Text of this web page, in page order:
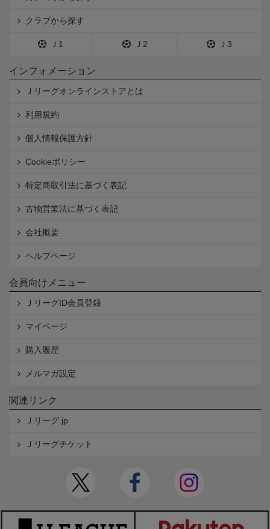
クラブから探す
Ｊ1 Ｊ2 Ｊ3
インフォメーション
Ｊリーグオンラインストアとは
利用規約
個人情報保護方針
Cookieポリシー
特定商取引法に基づく表記
古物営業法に基づく表記
会社概要
ヘルプページ
会員向けメニュー
ＪリーグID会員登録
マイページ
購入履歴
メルマガ設定
関連リンク
Ｊリーグ.jp
Ｊリーグチケット